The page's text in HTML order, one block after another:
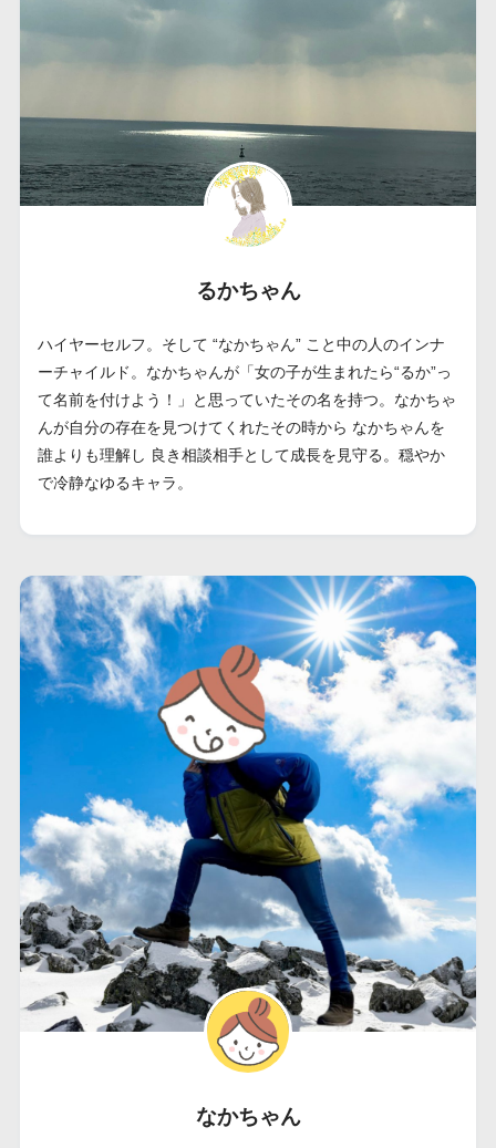
るかちゃん
ハイヤーセルフ。そして “なかちゃん” こと中の人のインナ
ーチャイルド。なかちゃんが「女の子が生まれたら“るか”っ
て名前を付けよう！」と思っていたその名を持つ。なかちゃ
んが自分の存在を見つけてくれたその時から なかちゃんを
誰よりも理解し 良き相談相手として成長を見守る。穏やか
で冷静なゆるキャラ。
なかちゃん